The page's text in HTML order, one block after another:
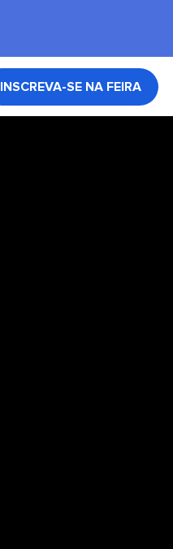
INSCREVA-SE NA FEIRA